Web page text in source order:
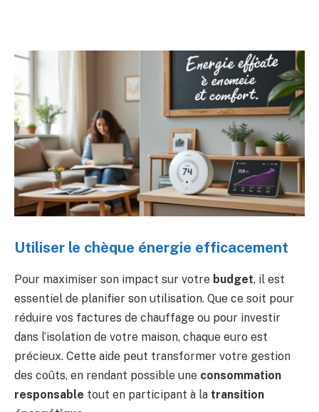
Utiliser le chèque énergie efficacement
Pour maximiser son impact sur votre budget, il est
essentiel de planifier son utilisation. Que ce soit pour
réduire vos factures de chauffage ou pour investir
dans l’isolation de votre maison, chaque euro est
précieux. Cette aide peut transformer votre gestion
des coûts, en rendant possible une consommation
responsable tout en participant à la transition